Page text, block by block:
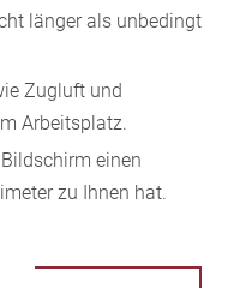
länger als unbedingt
Zugluft und
Arbeitsplatz.
einen
zu Ihnen hat.